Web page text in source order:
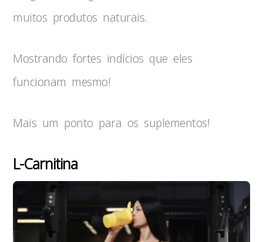
muitos produtos naturais.
Mostrando fortes indícios que eles
funcionam mesmo!
Mais um ponto para os suplementos!
L-Carnitina